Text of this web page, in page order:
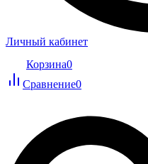
Личный кабинет
Корзина0
Сравнение0